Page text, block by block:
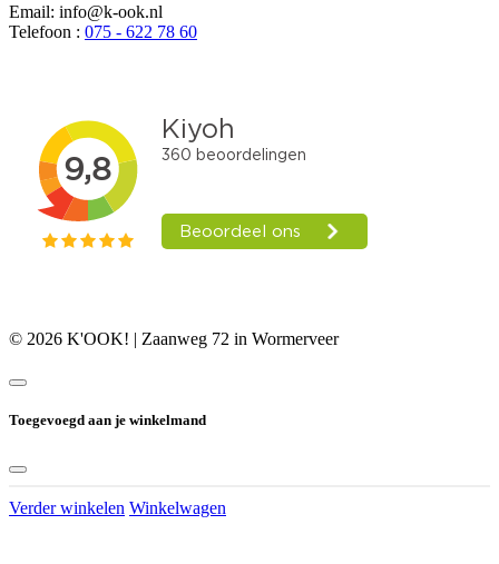
Email: info@k-ook.nl
Telefoon : 075 - 622 78 60
© 2026 K'OOK! | Zaanweg 72 in Wormerveer
Toegevoegd aan je winkelmand
Verder winkelen Winkelwagen